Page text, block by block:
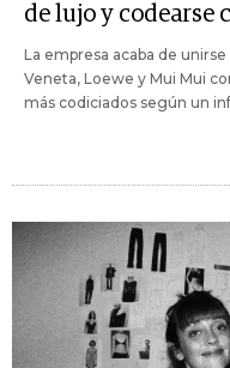
de lujo y codearse
La empresa acaba de
Veneta, Loewe y Mui Mui
más codiciados según un